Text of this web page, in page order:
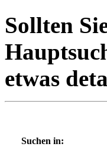
Sollten
etwas
Suchen in: